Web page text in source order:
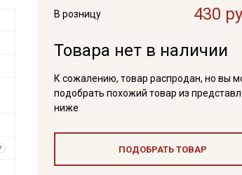
В розницу
430
Товара нет в наличии
К сожалению, товар распродан, но вы
подобрать похожий товар из
ниже
ПОДОБРАТЬ ТОВАР